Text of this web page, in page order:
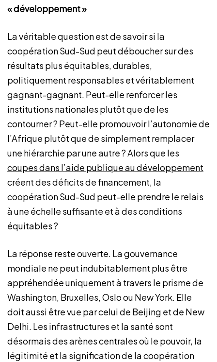
« développement »
La véritable question est de savoir si la
coopération Sud-Sud peut déboucher sur des
résultats plus équitables, durables,
politiquement responsables et véritablement
gagnant-gagnant. Peut-elle renforcer les
institutions nationales plutôt que de les
contourner ? Peut-elle promouvoir l’autonomie de
l’Afrique plutôt que de simplement remplacer
une hiérarchie par une autre ? Alors que les
coupes dans l’aide publique au développement
créent des déficits de financement, la
coopération Sud-Sud peut-elle prendre le relais
à une échelle suffisante et à des conditions
équitables ?
La réponse reste ouverte. La gouvernance
mondiale ne peut indubitablement plus être
appréhendée uniquement à travers le prisme de
Washington, Bruxelles, Oslo ou New York. Elle
doit aussi être vue par celui de Beijing et de New
Delhi. Les infrastructures et la santé sont
désormais des arènes centrales où le pouvoir, la
légitimité et la signification de la coopération